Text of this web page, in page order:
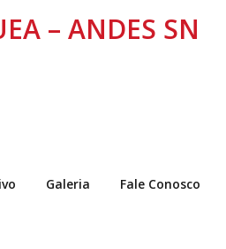
– ANDES SN
Galeria Fale Conosco